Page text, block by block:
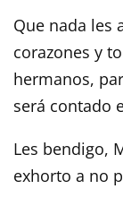
Que nada les
corazones y
hermanos,
será contado
Les bendigo,
exhorto a no